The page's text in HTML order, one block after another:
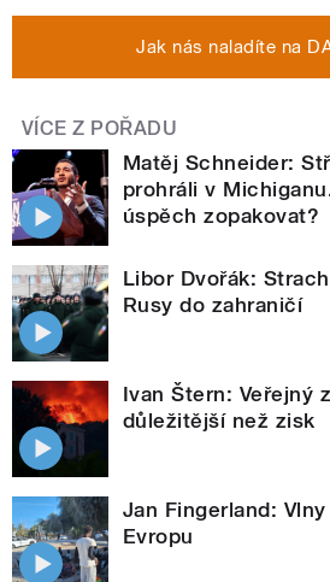
Jak nás naladíte na
VÍCE Z POŘADU
Matěj Schneider:
prohráli v
úspěch zopakovat?
Libor Dvořák:
Rusy do zahraničí
Ivan Štern: Veřejný
důležitější než zisk
Jan Fingerland:
Evropu